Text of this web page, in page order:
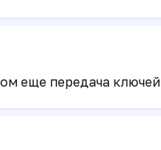
еще передача ключей